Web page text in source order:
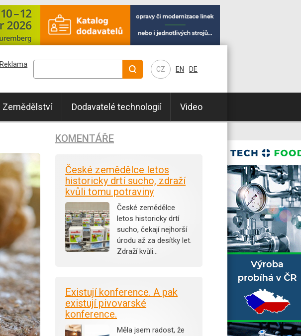
CZ EN DE
Zemědělství Dodavatelé technologií Video
Reklama
KOMENTÁŘE
České zemědělce letos
historicky drtí sucho, zdraží
kvůli tomu potraviny
České zemědělce
letos historicky drtí
sucho, čekají nejhorší
úrodu až za desítky let.
Zdraží kvůli…
Existují konference. A pak
existují pivovarské
konference.
Měla jsem radost, že